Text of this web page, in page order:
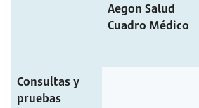
Aegon Salud
Cuadro Médico
Consultas y
pruebas